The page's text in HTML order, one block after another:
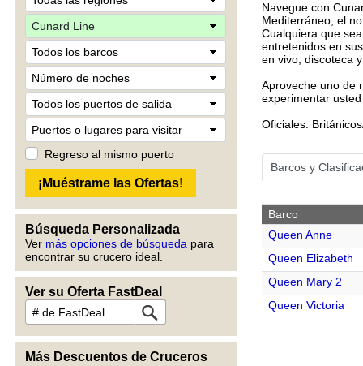
Regreso al mismo puerto
Búsqueda Personalizada
Ver más opciones de búsqueda para
encontrar su crucero ideal.
Ver su Oferta FastDeal
Más Descuentos de Cruceros
Navegue con
Mediterráneo, el
Cualquiera que
entretenidos en
en vivo, discoteca
Aproveche uno de
experimentar
Oficiales:
Barcos y
Barco
Queen Anne
Queen Elizabeth
Queen Mary 2
Queen Victoria